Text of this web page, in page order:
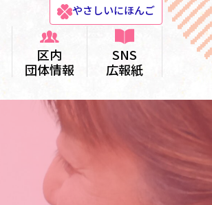
やさしいにほんご
区内
団体情報
SNS
広報紙